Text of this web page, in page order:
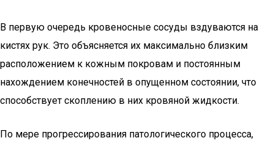
В первую очередь кровеносные сосуды вздуваются на
кистях рук. Это объясняется их максимально близким
расположением к кожным покровам и постоянным
нахождением конечностей в опущенном состоянии, что
способствует скоплению в них кровяной жидкости.
По мере прогрессирования патологического процесса,